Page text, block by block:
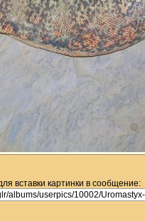
вставки картинки в сообщение: